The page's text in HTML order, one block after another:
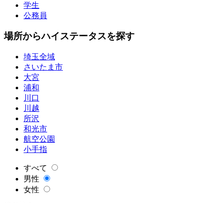
学生
公務員
場所からハイステータスを探す
埼玉全域
さいたま市
大宮
浦和
川口
川越
所沢
和光市
航空公園
小手指
すべて
男性
女性